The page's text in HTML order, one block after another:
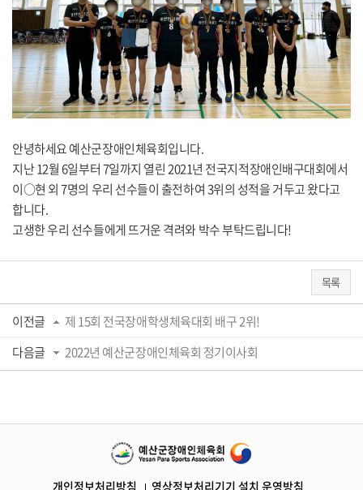
안녕하세요 예산군장애인체육회입니다.
지난 12월 6일부터 7일까지 열린 2021년 전국지적장애인배구대회에서
이○현 외 7명의 우리 선수들이 출전하여 3위의 성적을 거두고 왔다고
합니다.
고생한 우리 선수들에게 뜨거운 격려와 박수 부탁드립니다!
목록
이전글
제 15회 전국장애학생체육대회 배구 2위!
다음글
2022년 예산군장애인체육회 정기이사회
개인정보처리방침 영상정보처리기기 설치 운영방침